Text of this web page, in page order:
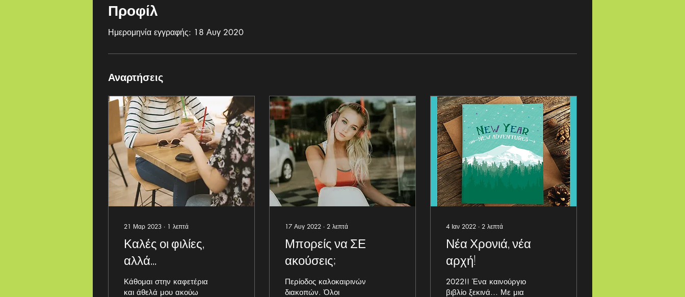
Προφίλ
Ημερομηνία εγγραφής: 18 Αυγ 2020
Αναρτήσεις
21 Μαρ 2023 ∙ 1 λεπτά
Καλές οι φιλίες,
αλλά...
Κάθομαι στην καφετέρια
και άθελά μου ακούω
17 Αυγ 2022 ∙ 2 λεπτά
Μπορείς να ΣΕ
ακούσεις;
Περίοδος καλοκαιρινών
διακοπών. Όλοι
4 Ιαν 2022 ∙ 2 λεπτά
Νέα Χρονιά, νέα
αρχή!
2022!! Ένα καινούργιο
βιβλίο ξεκινά… Με μια